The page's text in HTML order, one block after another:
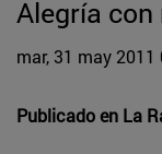
Alegría con
mar, 31 may
Publicado en La